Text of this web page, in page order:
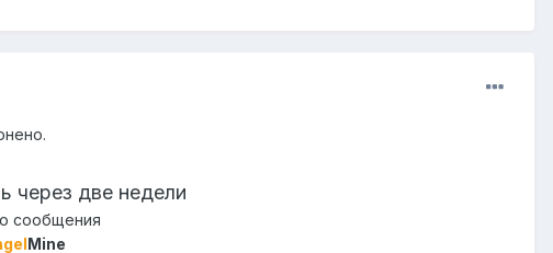
через две недели
сообщения
Mine